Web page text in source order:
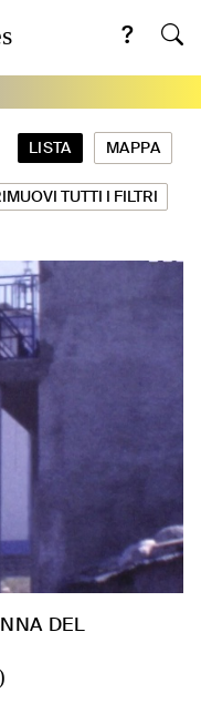
LISTA MAPPA
TUTTI I FILTRI
DEL